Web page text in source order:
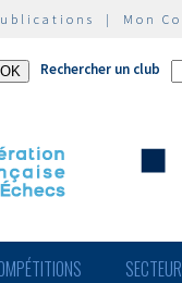
| Mon
Rechercher un club